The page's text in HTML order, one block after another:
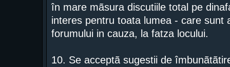
în mare mãsura discutiile total pe
interes pentru toata lumea - care sunt
forumului in cauza, la fatza locului.
10. Se acceptã sugestii de